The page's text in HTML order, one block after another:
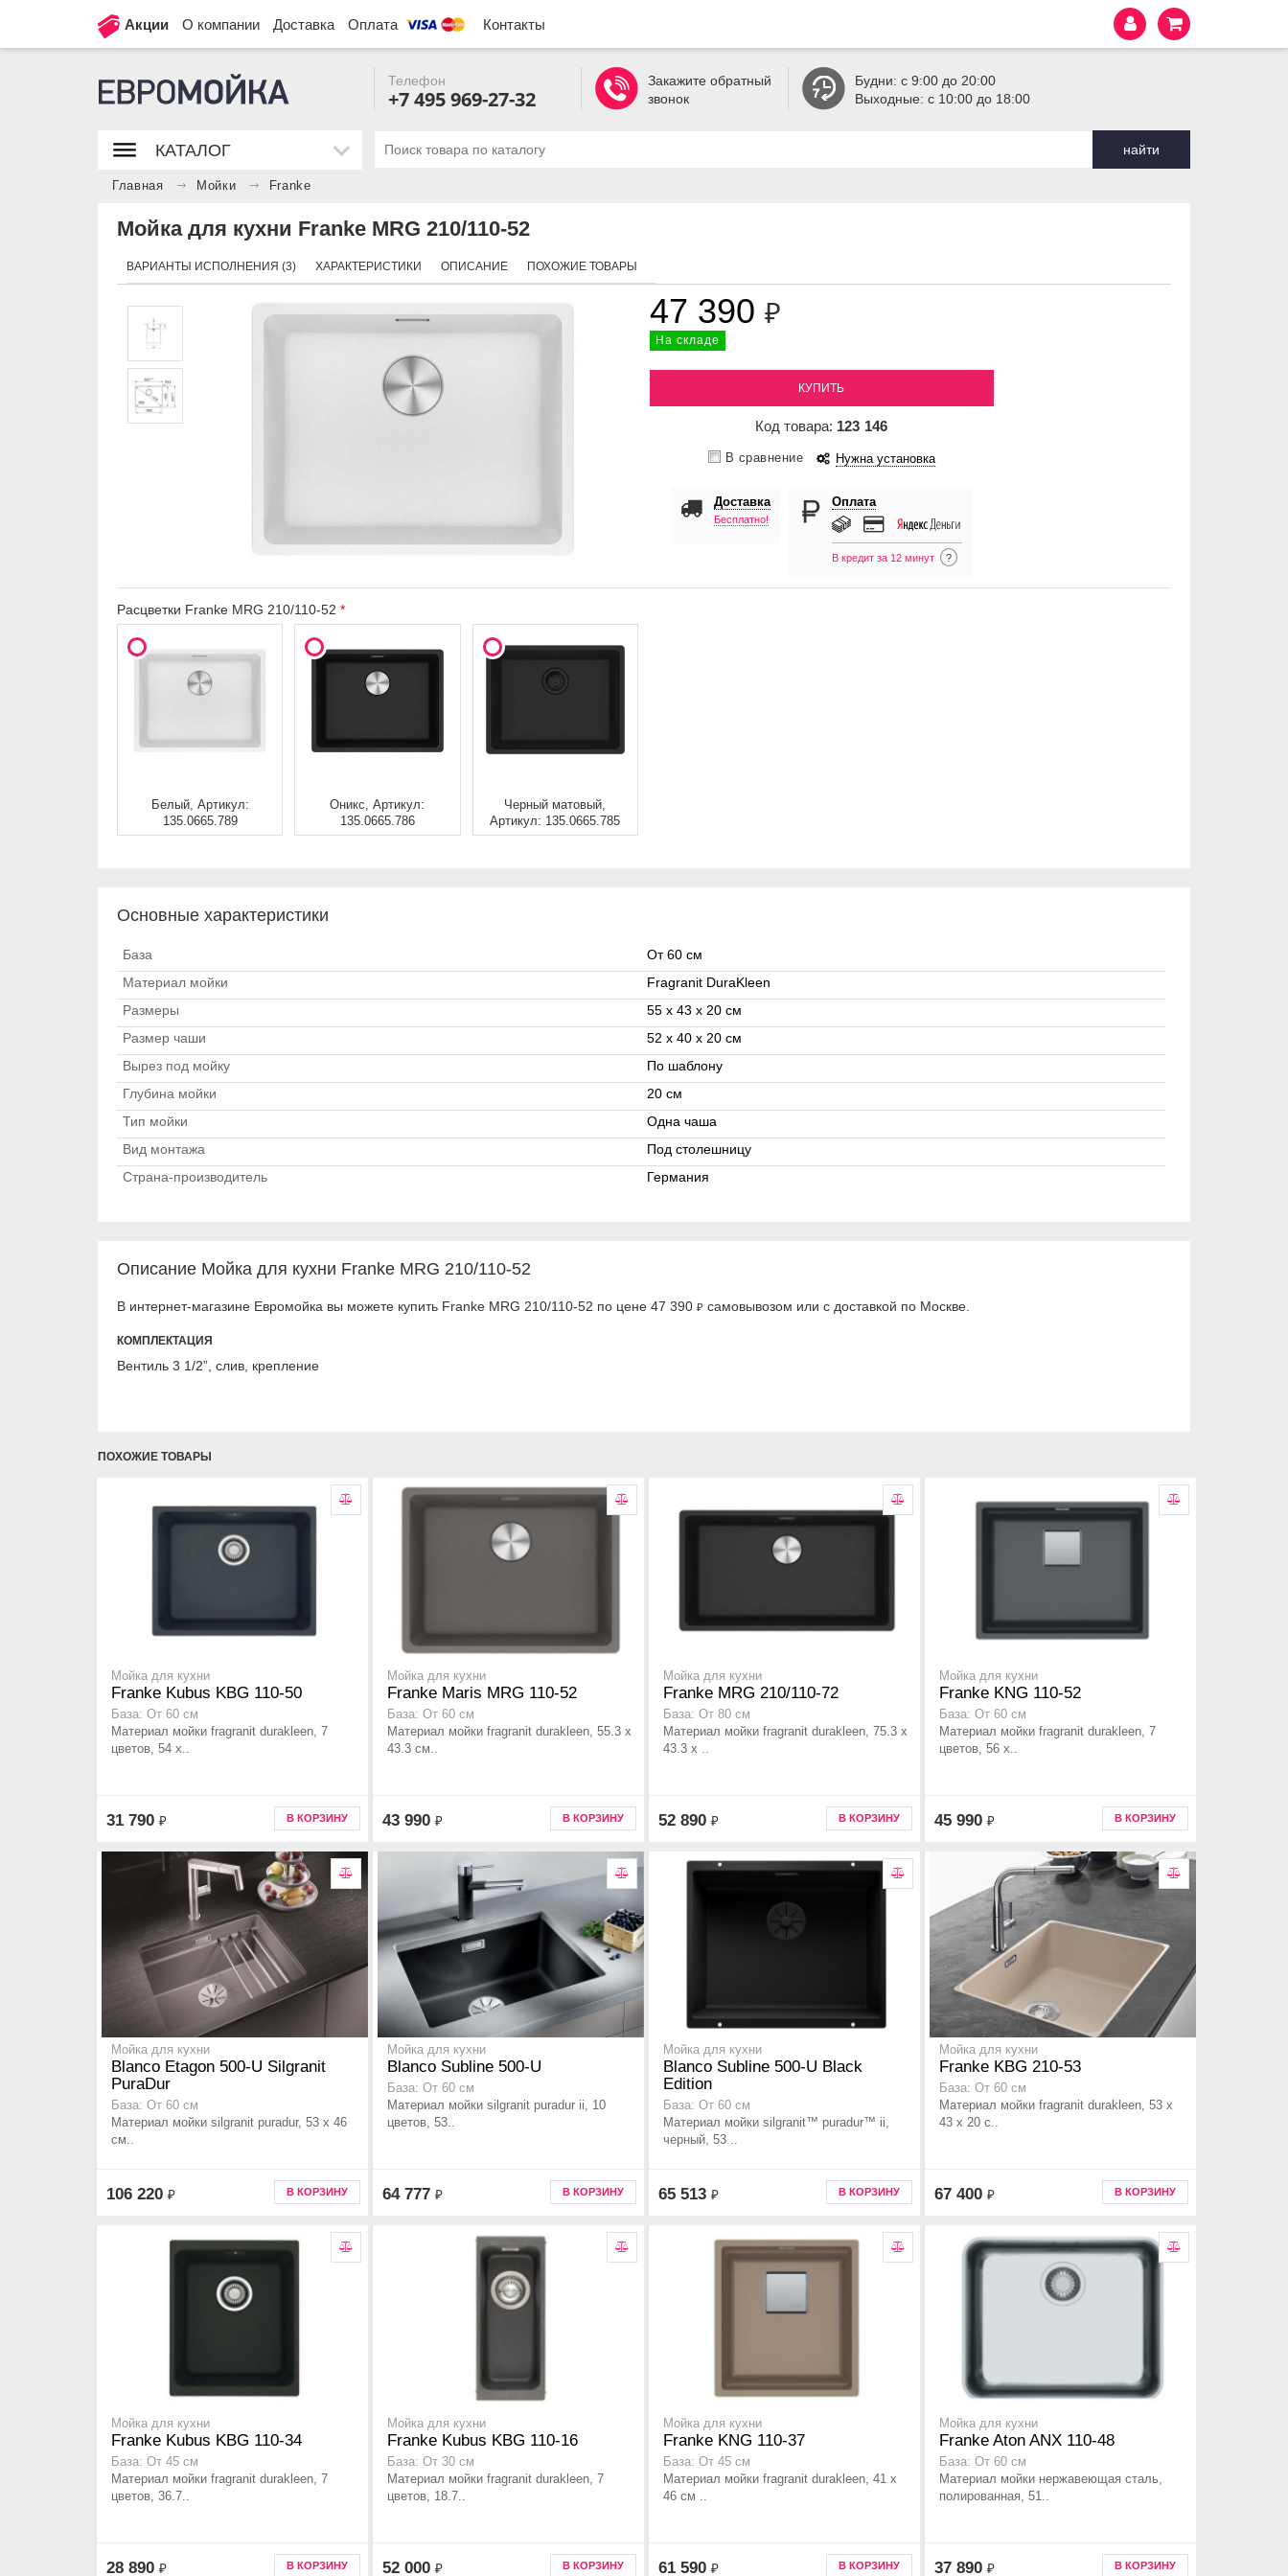
Акции О компании Доставка Оплата Контакты
Телефон
+7 495 969-27-32
Закажите обратный
звонок
Будни: с 9:00 до 20:00
Выходные: с 10:00 до 18:00
найти
КАТАЛОГ
Главная Мойки Franke
Мойка для кухни Franke MRG 210/110-52
ВАРИАНТЫ ИСПОЛНЕНИЯ (3) ХАРАКТЕРИСТИКИ ОПИСАНИЕ ПОХОЖИЕ ТОВАРЫ
47 390 ₽
На складе
КУПИТЬ
Код товара: 123 146
В сравнение Нужна установка
Доставка
Бесплатно!
Оплата
В кредит за 12 минут ?
Расцветки Franke MRG 210/110-52
Белый, Артикул:
135.0665.789
Оникс, Артикул:
135.0665.786
Черный матовый,
Артикул: 135.0665.785
Основные характеристики
База
От 60 см
Материал мойки
Fragranit DuraKleen
Размеры
55 x 43 x 20 см
Размер чаши
52 x 40 x 20 см
Вырез под мойку
По шаблону
Глубина мойки
20 cм
Тип мойки
Одна чаша
Вид монтажа
Под столешницу
Страна-производитель
Германия
Описание Мойка для кухни Franke MRG 210/110-52
В интернет-магазине Евромойка вы можете купить Franke MRG 210/110-52 по цене 47 390 ₽ самовывозом или с доставкой по Москве.
КОМПЛЕКТАЦИЯ
Вентиль 3 1/2”, слив, крепление
ПОХОЖИЕ ТОВАРЫ
Мойка для кухни
Franke Kubus KBG 110-50
База: От 60 см
Материал мойки fragranit durakleen, 7
цветов, 54 x..
31 790 ₽ В КОРЗИНУ
Мойка для кухни
Franke Maris MRG 110-52
База: От 60 см
Материал мойки fragranit durakleen, 55.3 x
43.3 см..
43 990 ₽ В КОРЗИНУ
Мойка для кухни
Franke MRG 210/110-72
База: От 80 см
Материал мойки fragranit durakleen, 75.3 x
43.3 x ..
52 890 ₽ В КОРЗИНУ
Мойка для кухни
Franke KNG 110-52
База: От 60 см
Материал мойки fragranit durakleen, 7
цветов, 56 x..
45 990 ₽ В КОРЗИНУ
Мойка для кухни
Blanco Etagon 500-U Silgranit
PuraDur
База: От 60 см
Материал мойки silgranit puradur, 53 x 46
см..
106 220 ₽ В КОРЗИНУ
Мойка для кухни
Blanco Subline 500-U
База: От 60 см
Материал мойки silgranit puradur ii, 10
цветов, 53..
64 777 ₽ В КОРЗИНУ
Мойка для кухни
Blanco Subline 500-U Black
Edition
База: От 60 см
Материал мойки silgranit™ puradur™ ii,
черный, 53 ..
65 513 ₽ В КОРЗИНУ
Мойка для кухни
Franke KBG 210-53
База: От 60 см
Материал мойки fragranit durakleen, 53 x
43 x 20 с..
67 400 ₽ В КОРЗИНУ
Мойка для кухни
Franke Kubus KBG 110-34
База: От 45 см
Материал мойки fragranit durakleen, 7
цветов, 36.7..
28 890 ₽ В КОРЗИНУ
Мойка для кухни
Franke Kubus KBG 110-16
База: От 30 см
Материал мойки fragranit durakleen, 7
цветов, 18.7..
52 000 ₽ В КОРЗИНУ
Мойка для кухни
Franke KNG 110-37
База: От 45 см
Материал мойки fragranit durakleen, 41 x
46 см ..
61 590 ₽ В КОРЗИНУ
Мойка для кухни
Franke Aton ANX 110-48
База: От 60 см
Материал мойки нержавеющая сталь,
полированная, 51..
37 890 ₽ В КОРЗИНУ